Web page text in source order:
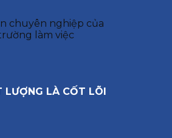
chuyên nghiệp của
làm việc
LƯỢNG LÀ CỐT LÕI